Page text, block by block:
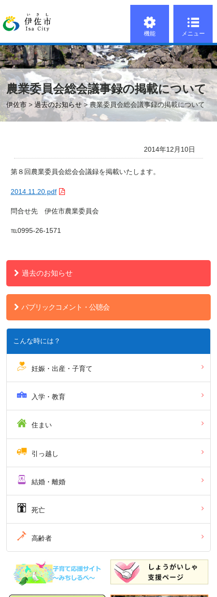
機能 メニュー
農業委員会総会議事録の掲載について
伊佐市 >過去のお知らせ > 農業委員会総会議事録の掲載について
2014年12月10日
第８回農業委員会総会会議録を掲載いたします。
2014.11.20.pdf
問合せ先 伊佐市農業委員会
℡0995-26-1571
過去のお知らせ
パブリックコメント・公聴会
こんな時には？
妊娠・出産・子育て
入学・教育
住まい
引っ越し
結婚・離婚
死亡
高齢者